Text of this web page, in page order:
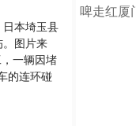
本埼玉县
图片来
一辆因堵
的连环碰